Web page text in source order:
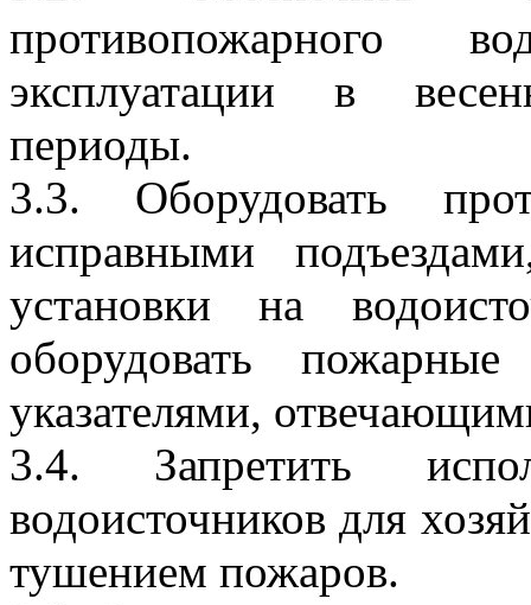
противопожарного
эксплуатации в
периоды.
3.3. Оборудовать
исправными
установки на
оборудовать
указателями,
3.4. Запретить
водоисточников для
тушением пожаров.